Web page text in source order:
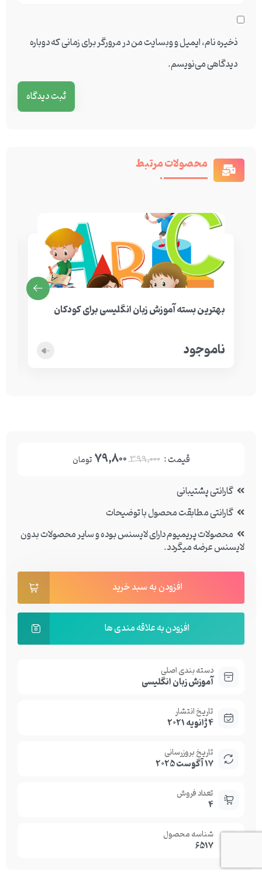
ذخیره نام، ایمیل و وبسایت من در مرورگر برای زمانی که دوباره
دیدگاهی می‌نویسم.
محصولات مرتبط
بهترین بسته آموزش زبان انگلیسی برای کودکان
ناموجود
قیمت : 399,000
79,800تومان
گارانتی پشتیبانی
گارانتی مطابقت محصول با توضیحات
محصولات پریمیوم دارای لایسنس بوده و سایر محصولات بدون
لایسنس عرضه میگردد.
افزودن به سبد خرید
افزودن به علاقه مندی ها
دسته بندی اصلی
آموزش زبان انگلیسی
تاریخ انتشار
4 ژانویه 2021
تاریخ بروزرسانی
17 آگوست 2025
تعداد فروش
4
شناسه محصول
6517